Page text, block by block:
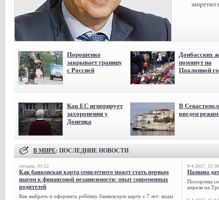
запретил
Порошенко
закрывает границу
с Россией
Донбасских
помянут на
Поклонной
Как ЕС игнорирует
захоронения у
Донецка
В
введен
В МИРЕ: ПОСЛЕДНИЕ НОВОСТИ
сегодня, 01:52
Как банковская карта семилетнего может стать первым
шагом к финансовой независимости: опыт современных
родителей
Как выбрать и оформить ребёнку банковскую карту с 7 лет: виды
9-4-2017, 15:30
Названа
Похороны
апреля на